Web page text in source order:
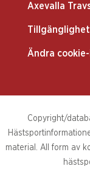
Axevalla
Ändra
Copyright/
material. All form av